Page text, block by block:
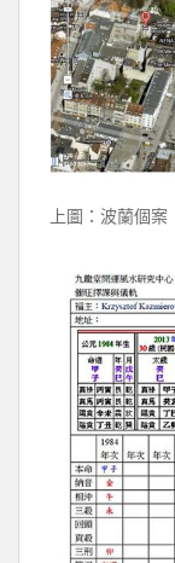
上圖：波蘭個案